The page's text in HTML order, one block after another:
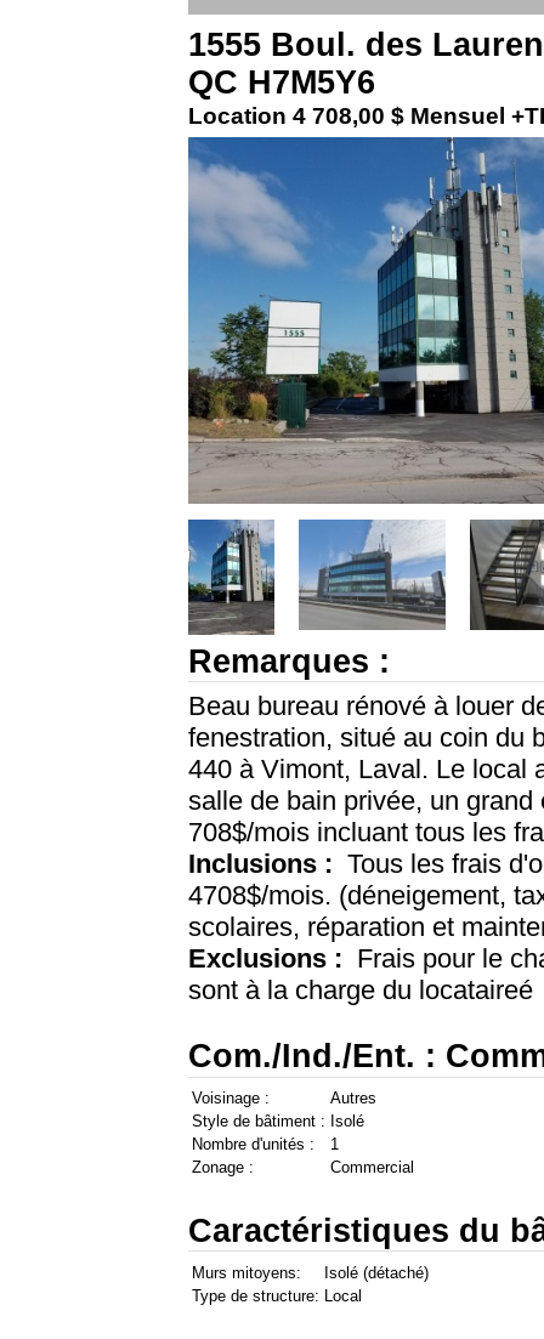
1555 Boul. des
QC H7M5Y6
Location 4 708,00 $ Mensuel
Remarques :
Beau bureau rénové à louer
fenestration, situé au coin du
440 à Vimont, Laval. Le local
salle de bain privée, un
708$/mois incluant tous les
Inclusions : Tous les frais
4708$/mois. (déneigement,
scolaires, réparation et
Exclusions : Frais pour le
sont à la charge du locataireé
Com./Ind./Ent. :
Voisinage :
Autres
Style de bâtiment : Isolé
Nombre d'unités :
1
Zonage :
Commercial
Caractéristiques du
Murs mitoyens:
Isolé (détaché)
Type de structure: Local